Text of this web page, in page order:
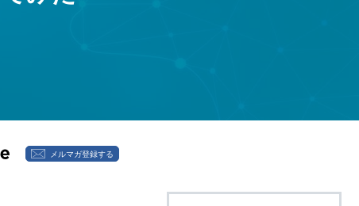
メルマガ登録する